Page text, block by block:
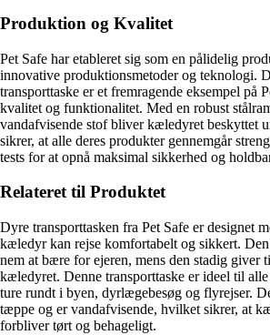
Produktion og Kvalitet
Pet Safe har etableret sig som en pålidelig
innovative produktionsmetoder og teknologi.
transporttaske er et fremragende eksempel på
kvalitet og funktionalitet. Med en robust
vandafvisende stof bliver kæledyret beskyttet
sikrer, at alle deres produkter gennemgår
tests for at opnå maksimal sikkerhed og
Relateret til Produktet
Dyre transporttasken fra Pet Safe er designet
kæledyr kan rejse komfortabelt og sikkert.
nem at bære for ejeren, mens den stadig giver
kæledyret. Denne transporttaske er ideel til
ture rundt i byen, dyrlægebesøg og flyrejser.
tæppe og er vandafvisende, hvilket sikrer, at
forbliver tørt og behageligt.